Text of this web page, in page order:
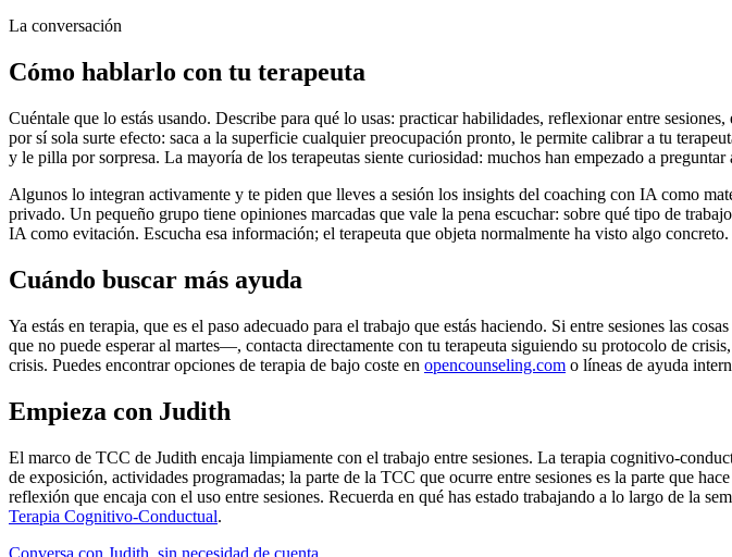
La conversación
Cómo hablarlo con tu terapeuta
Cuéntale que lo estás usando. Describe para qué lo usas: practicar habilidades, reflexionar entre
por sí sola surte efecto: saca a la superficie cualquier preocupación pronto, le permite calibrar a tu
y le pilla por sorpresa. La mayoría de los terapeutas siente curiosidad: muchos han empezado a
Algunos lo integran activamente y te piden que lleves a sesión los insights del coaching con IA como
privado. Un pequeño grupo tiene opiniones marcadas que vale la pena escuchar: sobre qué tipo de
IA como evitación. Escucha esa información; el terapeuta que objeta normalmente ha visto algo
Cuándo buscar más ayuda
Ya estás en terapia, que es el paso adecuado para el trabajo que estás haciendo. Si entre sesiones las
que no puede esperar al martes—, contacta directamente con tu terapeuta siguiendo su protocolo de
crisis. Puedes encontrar opciones de terapia de bajo coste en opencounseling.com o líneas de ayuda
Empieza con Judith
El marco de TCC de Judith encaja limpiamente con el trabajo entre sesiones. La terapia cognitivo-
de exposición, actividades programadas; la parte de la TCC que ocurre entre sesiones es la parte que
reflexión que encaja con el uso entre sesiones. Recuerda en qué has estado trabajando a lo largo de la
Terapia Cognitivo-Conductual.
Conversa con Judith, sin necesidad de cuenta